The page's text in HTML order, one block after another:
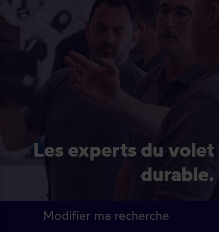
Les experts du volet
durable.
Modifier ma recherche